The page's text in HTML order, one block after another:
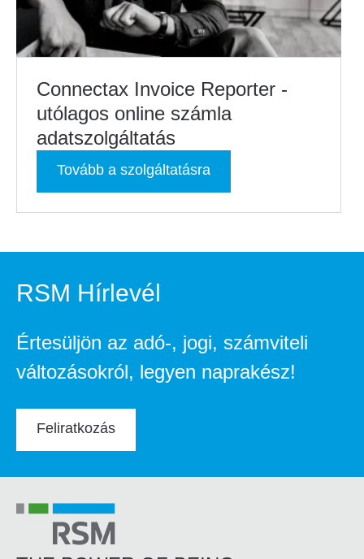
Connectax Invoice Reporter -
utólagos online számla
adatszolgáltatás
Tovább a szolgáltatásra
RSM Hírlevél
Értesüljön az adó-, jogi, számviteli
változásokról, legyen naprakész!
Feliratkozás